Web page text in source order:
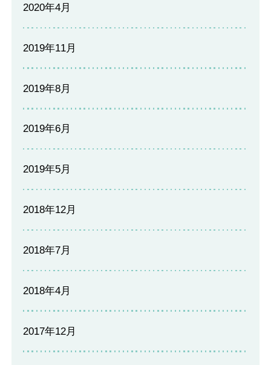
2020年4月
2019年11月
2019年8月
2019年6月
2019年5月
2018年12月
2018年7月
2018年4月
2017年12月